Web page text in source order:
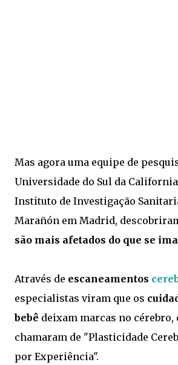
Mas agora uma equipe de
Universidade do Sul da
Instituto de Investigação
Marañón em Madrid,
são mais afetados do que se
Através de escaneamentos
especialistas viram que os
bebê deixam marcas no cérebro,
chamaram de "Plasticidade
por Experiência".